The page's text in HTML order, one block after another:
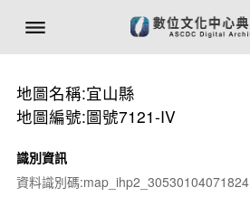
地圖名稱:宜山縣
地圖編號:圖號7121-IV
識別資訊
資料識別碼:map_ihp2_30530104071824